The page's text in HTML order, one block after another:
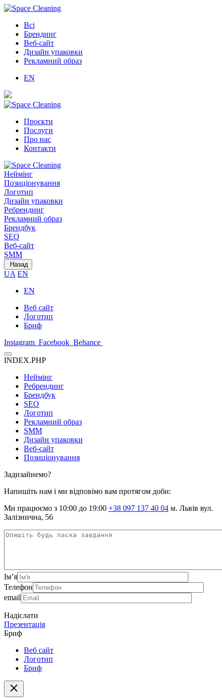
Всі
Брендинг
Веб-сайт
Дизайн упаковки
Рекламний образ
EN
Проєкти
Послуги
Про нас
Контакти
Неймінг
Позиціонування
Логотип
Дизайн упаковки
Ребрендинг
Рекламний образ
Брендбук
SEO
Веб-сайт
SMM
Назад
UA EN
EN
Веб сайт
Логотип
Бриф
Instagram Facebook Behance
INDEX.PHP
Неймінг
Ребрендинг
Брендбук
SEO
Логотип
Рекламний образ
SMM
Дизайн упаковки
Веб-сайт
Позиціонування
Задизайнемо?
Напишіть нам і ми відповімо вам протягом доби:
Ми працюємо з 10:00 до 19:00 +38 097 137 40 04 м. Львів вул.
Залізнична, 56
Ім’я
Телефон
email
Надіслати
Презентація
Бриф
Веб сайт
Логотип
Бриф